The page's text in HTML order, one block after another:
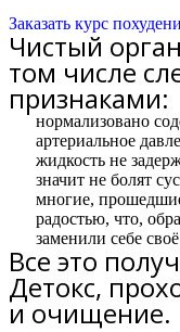
Заказать курс
Чистый
том числе
признаками:
нормализовано
артериальное
жидкость не
значит не болят
многие,
радостью, что,
заменили себе
Все это
Детокс,
и очищение.